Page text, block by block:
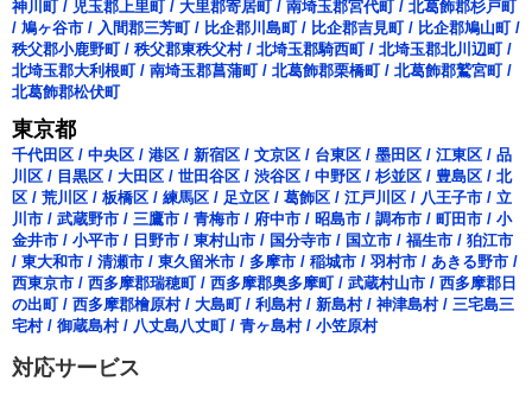
神川町/ 児玉郡上里町/ 大里郡寄居町/ 南埼玉郡宮代町/ 北葛飾郡杉戸町
/ 鳩ヶ谷市 / 入間郡三芳町/ 比企郡川島町/ 比企郡吉見町/ 比企郡鳩山町/
秩父郡小鹿野町/ 秩父郡東秩父村/ 北埼玉郡騎西町/ 北埼玉郡北川辺町/
北埼玉郡大利根町/ 南埼玉郡菖蒲町/ 北葛飾郡栗橋町/ 北葛飾郡鷲宮町/
北葛飾郡松伏町
東京都
千代田区 / 中央区 / 港区 / 新宿区 / 文京区 / 台東区 / 墨田区 / 江東区 / 品
川区 / 目黒区 / 大田区 / 世田谷区 / 渋谷区 / 中野区 / 杉並区 / 豊島区 / 北
区 / 荒川区 / 板橋区 / 練馬区 / 足立区 / 葛飾区 / 江戸川区 / 八王子市 / 立
川市 / 武蔵野市 / 三鷹市 / 青梅市 / 府中市 / 昭島市 / 調布市 / 町田市 / 小
金井市 / 小平市 / 日野市 / 東村山市 / 国分寺市 / 国立市 / 福生市 / 狛江市
/ 東大和市 / 清瀬市 / 東久留米市 / 多摩市 / 稲城市 / 羽村市 / あきる野市 /
西東京市 / 西多摩郡瑞穂町/ 西多摩郡奥多摩町/ 武蔵村山市 / 西多摩郡日
の出町/ 西多摩郡檜原村/ 大島町/ 利島村/ 新島村/ 神津島村/ 三宅島三
宅村/ 御蔵島村/ 八丈島八丈町/ 青ヶ島村/ 小笠原村
対応サービス